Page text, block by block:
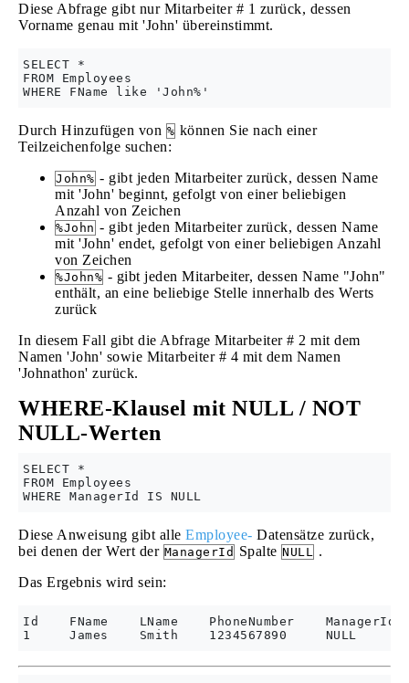
Diese Abfrage gibt nur Mitarbeiter # 1 zurück, dessen
Vorname genau mit 'John' übereinstimmt.
SELECT *
FROM Employees
Durch Hinzufügen von % können Sie nach einer
Teilzeichenfolge suchen:
John% - gibt jeden Mitarbeiter zurück, dessen Name
mit 'John' beginnt, gefolgt von einer beliebigen
Anzahl von Zeichen
%John - gibt jeden Mitarbeiter zurück, dessen Name
mit 'John' endet, gefolgt von einer beliebigen Anzahl
von Zeichen
%John% - gibt jeden Mitarbeiter, dessen Name "John"
enthält, an eine beliebige Stelle innerhalb des Werts
zurück
In diesem Fall gibt die Abfrage Mitarbeiter # 2 mit dem
Namen 'John' sowie Mitarbeiter # 4 mit dem Namen
'Johnathon' zurück.
WHERE-Klausel mit NULL / NOT
NULL-Werten
SELECT *
FROM Employees
Diese Anweisung gibt alle Employee- Datensätze zurück,
bei denen der Wert der ManagerId Spalte NULL .
Das Ergebnis wird sein:
Id    FName    LName    PhoneNumber    ManagerId